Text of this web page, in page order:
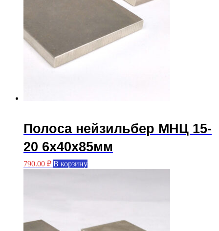
Полоса нейзильбер МНЦ 15-
20 6х40х85мм
790.00 ₽ В корзину